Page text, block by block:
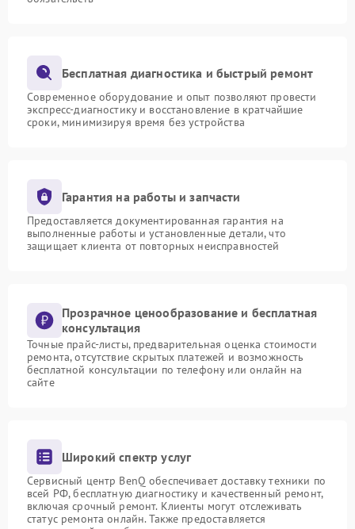
Бесплатная диагностика и быстрый ремонт
Современное оборудование и опыт позволяют провести
экспресс-диагностику и восстановление в кратчайшие
сроки, минимизируя время без устройства
Гарантия на работы и запчасти
Предоставляется документированная гарантия на
выполненные работы и установленные детали, что
защищает клиента от повторных неисправностей
Прозрачное ценообразование и бесплатная
консультация
Точные прайс-листы, предварительная оценка стоимости
ремонта, отсутствие скрытых платежей и возможность
бесплатной консультации по телефону или онлайн на
сайте
Широкий спектр услуг
Сервисный центр BenQ обеспечивает доставку техники по
всей РФ, бесплатную диагностику и качественный ремонт,
включая срочный ремонт. Клиенты могут отслеживать
статус ремонта онлайн. Также предоставляется